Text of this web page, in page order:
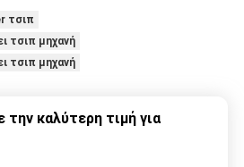
τσιπ
τσιπ μηχανή
τσιπ μηχανή
καλύτερη τιμή για